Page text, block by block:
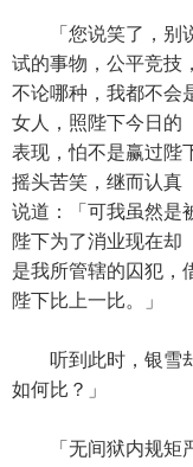
「您说笑了，别说
试的事物，公平竞技，
不论哪种，我都不会
女人，照陛下今日的
表现，怕不是赢过陛
摇头苦笑，继而认真
说道：「可我虽然是
陛下为了消业现在却
是我所管辖的囚犯，
陛下比上一比。」
听到此时，银雪却
如何比？」
「无间狱内规矩严